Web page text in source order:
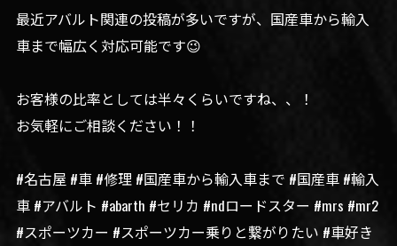
最近アバルト関連の投稿が多いですが、国産車から輸入
車まで幅広く対応可能です😉
お客様の比率としては半々くらいですね、、！
お気軽にご相談ください！！
#名古屋 #車 #修理 #国産車から輸入車まで #国産車 #輸入
車 #アバルト #abarth #セリカ #ndロードスター #mrs #mr2
#スポーツカー #スポーツカー乗りと繋がりたい #車好き